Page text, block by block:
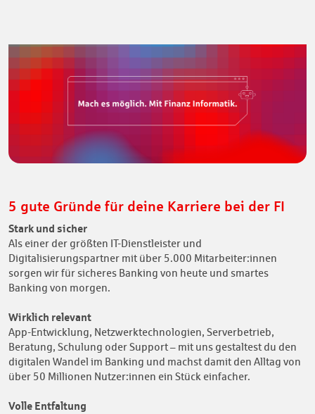
5 gute Gründe für deine Karriere bei der FI
Stark und sicher
Als einer der größten IT-Dienstleister und
Digitalisierungspartner mit über 5.000 Mitarbeiter:innen
sorgen wir für sicheres Banking von heute und smartes
Banking von morgen.
Wirklich relevant
App-Entwicklung, Netzwerktechnologien, Serverbetrieb,
Beratung, Schulung oder Support – mit uns gestaltest du den
digitalen Wandel im Banking und machst damit den Alltag von
über 50 Millionen Nutzer:innen ein Stück einfacher.
Volle Entfaltung